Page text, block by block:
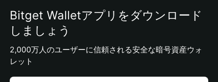
Bitget Walletアプリをダウンロード
しましょう
2,000万人のユーザーに信頼される安全な暗号資産ウォ
レット